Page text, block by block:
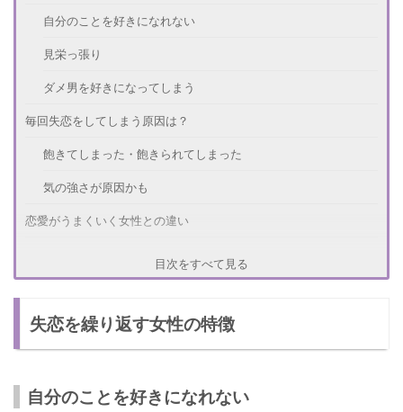
自分のことを好きになれない
見栄っ張り
ダメ男を好きになってしまう
毎回失恋をしてしまう原因は？
飽きてしまった・飽きられてしまった
気の強さが原因かも
恋愛がうまくいく女性との違い
失恋は終わり！成功させる方法
成功の可能性を少しでもあげるコツ
相手を思いやること
目次をすべて見る
失恋を繰り返す女性の特徴
自分のことを好きになれない